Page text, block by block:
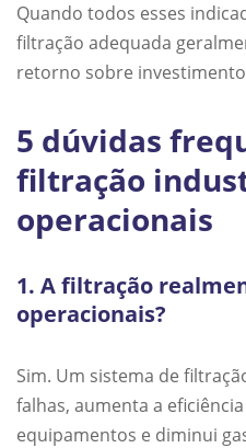
Quando todos esses
filtração adequada
retorno sobre
5 dúvidas
filtração
operacionais
1. A filtração
operacionais?
Sim. Um sistema de
falhas, aumenta a
equipamentos e diminui